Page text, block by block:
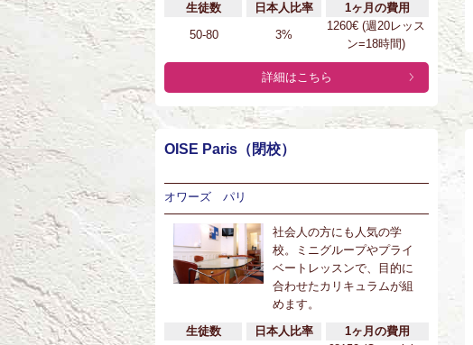
生徒数
日本人比率
1ヶ月の費用
50-80
3%
1260€ (週20レッス
ン=18時間)
詳細はこちら
OISE Paris（閉校）
オワーズ パリ
社会人の方にも人気の学
校。ミニグループやプライ
ベートレッスンで、目的に
合わせたカリキュラムが組
めます。
生徒数
日本人比率
1ヶ月の費用